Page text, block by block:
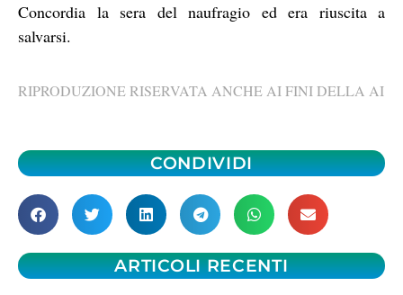
Concordia la sera del naufragio ed era riuscita a
salvarsi.
RIPRODUZIONE RISERVATA ANCHE AI FINI DELLA AI
CONDIVIDI
ARTICOLI RECENTI